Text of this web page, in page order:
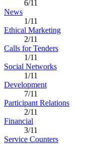
6/11
News
1/11
Ethical Marketing
2/11
Calls for Tenders
1/11
Social Networks
1/11
Development
7/11
Participant Relations
2/11
Financial
3/11
Service Counters